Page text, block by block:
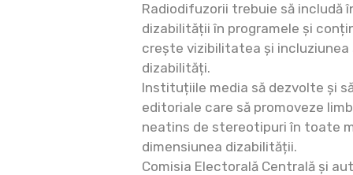
Radiodifuzorii trebuie să includă
dizabilității în programele și
crește vizibilitatea și incluziunea
dizabilități.
Instituțiile media să dezvolte și
editoriale care să promoveze
neatins de stereotipuri în toate
dimensiunea dizabilității.
Comisia Electorală Centrală și